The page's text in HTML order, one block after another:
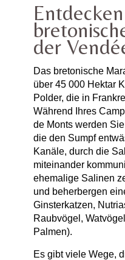
der
Das bretonische
über 45 000 Hektar
Polder, die in
Während Ihres
de Monts werden
die den Sumpf
Kanäle, durch die
miteinander
ehemalige Salinen
und beherbergen
Ginsterkatzen,
Raubvögel,
Palmen).
Es gibt viele Wege,